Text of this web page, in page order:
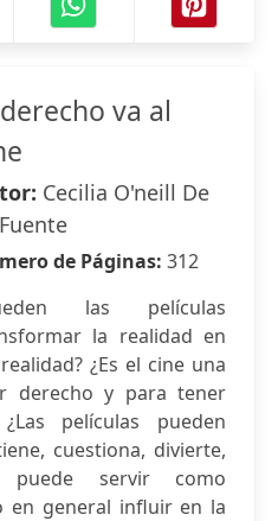
va al
Cecilia O'neill De
de Páginas: 312
las películas
la realidad en
¿Es el cine una
derecho y para tener
películas pueden
cuestiona, divierte,
puede servir como
en general influir en la